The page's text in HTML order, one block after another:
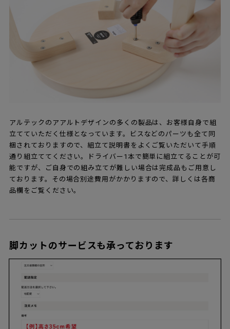
アルテックのアアルトデザインの多くの製品は、お客様自身で組
立てていただく仕様となっています。ビスなどのパーツも全て同
梱されておりますので、組立て説明書をよくご覧いただいて手順
通り組立ててください。ドライバー1本で簡単に組立てることが可
能ですが、ご自身での組み立てが難しい場合は完成品もご用意し
ております。その場合別途費用がかかりますので、詳しくは各商
品欄をご覧ください。
脚カットのサービスも承っております